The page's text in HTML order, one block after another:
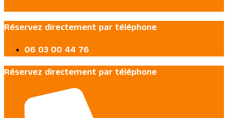
Réservez directement par téléphone
06 03 00 44 76
Réservez directement par téléphone